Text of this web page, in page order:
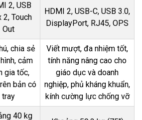
2, USB
2, Touch
Out
HDMI 2, USB-C, USB 3.0,
DisplayPort, RJ45, OPS
chia sẻ
cảm
gia tốc,
bản có
tray
Viết mượt, đa nhiệm tốt,
tính năng nâng cao cho
giáo dục và doanh
nghiệp, phủ kháng khuẩn,
kính cường lực chống vỡ
40 kg